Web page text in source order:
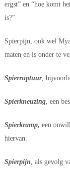
ergst” en “hoe komt
is?”
Spierpijn, ook wel
maten en is onder te
Spierruptuur,
Spierkneuzing, een
Spierkramp, een
hiervan.
Spierpijn, als gevolg